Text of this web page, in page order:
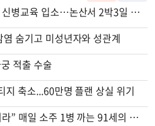
천하람, 현역 의원 최초 신병교육 입소…논산서 2박3일 생활
숨기고 미성년자와 성관계
적출 수술
지 축소...60만명 플랜 상실 위기
“술에 이것 한방울 넣어라” 매일 소주 1병 까는 91세의 철칙